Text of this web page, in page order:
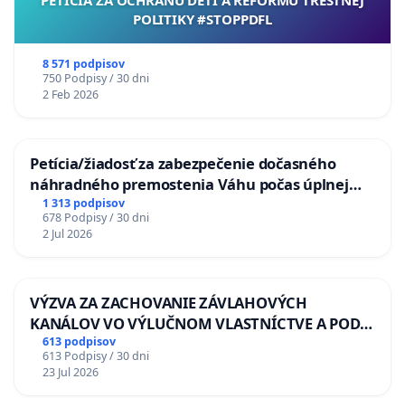
POLITIKY #STOPPDFL
8 571 podpisov
750 Podpisy / 30 dni
2 Feb 2026
Petícia/žiadosť za zabezpečenie dočasného
náhradného premostenia Váhu počas úplnej
uzávery Vážskeho mosta v Komárne
1 313 podpisov
678 Podpisy / 30 dni
2 Jul 2026
VÝZVA ZA ZACHOVANIE ZÁVLAHOVÝCH
KANÁLOV VO VÝLUČNOM VLASTNÍCTVE A POD
KONTROLOU SLOVENSKEJ REPUBLIKY & žiadosť
na riešenie zanedbaného stavu závlahových a
odvodňovacích kanálov na Slovensku
613 podpisov
613 Podpisy / 30 dni
23 Jul 2026